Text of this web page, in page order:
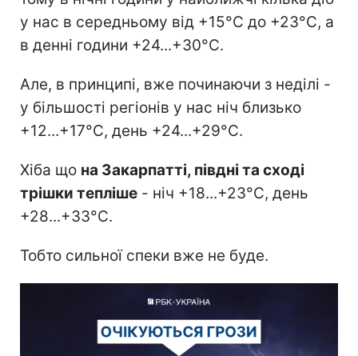
у нас в середньому від +15°С до +23°С, а
в денні години +24...+30°C.
Але, в принципі, вже починаючи з неділі -
у більшості регіонів у нас ніч близько
+12...+17°C, день +24...+29°C.
Хіба що на Закарпатті, півдні та сході
трішки тепліше - ніч +18...+23°C, день
+28...+33°C.
Тобто сильної спеки вже не буде.